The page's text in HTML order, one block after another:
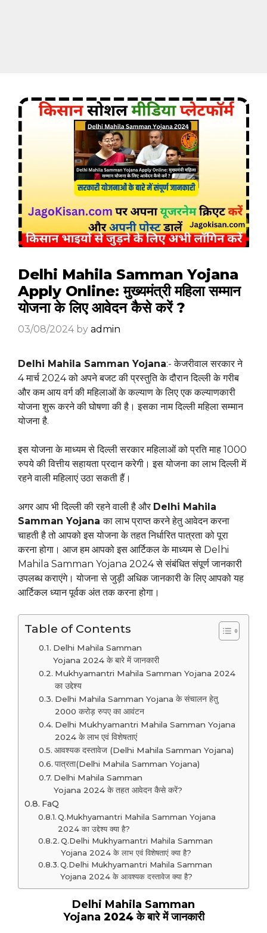
Delhi Mahila Samman Yojana
Apply Online: मुख्यमंत्री महिला सम्मान
योजना के लिए आवेदन कैसे करें ?
03/08/2024 by admin
Delhi Mahila Samman Yojana:- केजरीवाल सरकार ने
4 मार्च 2024 को अपने बजट की प्रस्तुति के दौरान दिल्ली के गरीब
और कम आय वर्ग की महिलाओं के कल्याण के लिए एक कल्याणकारी
योजना शुरू करने की घोषणा की है। इसका नाम दिल्ली महिला सम्मान
योजना है.
इस योजना के माध्यम से दिल्ली सरकार महिलाओं को प्रति माह 1000
रुपये की वित्तीय सहायता प्रदान करेगी। इस योजना का लाभ दिल्ली में
रहने वाली महिलाएं उठा सकती हैं।
अगर आप भी दिल्ली की रहने वाली है और Delhi Mahila
Samman Yojana का लाभ प्राप्त करने हेतु आवेदन करना
चाहती है तो आपको इस योजना के तहत निर्धारित पात्रता को पूरा
करना होगा। आज हम आपको इस आर्टिकल के माध्यम से Delhi
Mahila Samman Yojana 2024 से संबंधित संपूर्ण जानकारी
उपलब्ध कराएंगे। योजना से जुड़ी अधिक जानकारी के लिए आपको यह
आर्टिकल ध्यान पूर्वक अंत तक करना होगा।
Table of Contents
Delhi Mahila Samman
Yojana 2024 के बारे में जानकारी
Mukhyamantri Mahila Samman Yojana 2024
का उद्देश्य
Delhi Mahila Samman Yojana के संचालन हेतु
2000 करोड़ रुपए का आवंटन
Delhi Mukhyamantri Mahila Samman Yojana
2024 के लाभ एवं विशेषताएं
आवश्यक दस्तावेज (Delhi Mahila Samman Yojana)
पात्रता(Delhi Mahila Samman Yojana)
Delhi Mahila Samman
Yojana 2024 के तहत आवेदन कैसे करें?
FaQ
Q.Mukhyamantri Mahila Samman Yojana
2024 का उद्देश्य क्या है?
Q.Delhi Mukhyamantri Mahila Samman
Yojana 2024 के लाभ एवं विशेषताएं क्या है?
Q.Delhi Mukhyamantri Mahila Samman
Yojana 2024 के आवश्यक दस्तावेज क्या है?
Delhi Mahila Samman
Yojana 2024 के बारे में जानकारी